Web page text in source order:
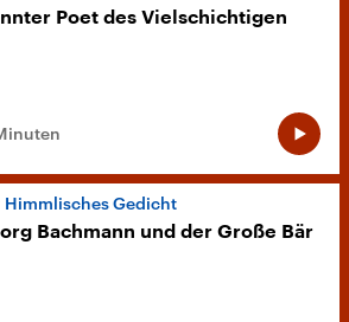
Poet des Vielschichtigen
Himmlisches Gedicht
Bachmann und der Große Bär